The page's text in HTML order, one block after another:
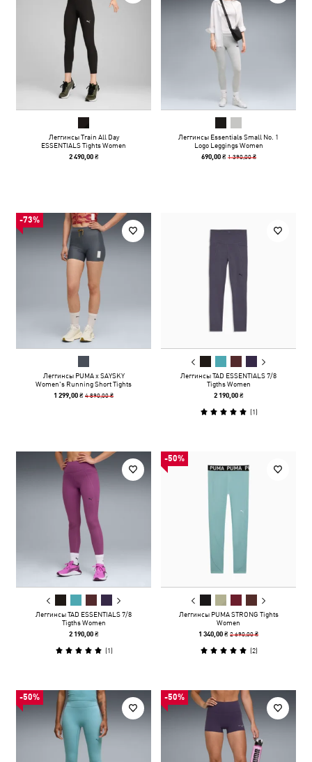
Леггинсы Train All Day
ESSENTIALS Tights Women
2 490,00 ₴
Леггинсы Essentials Small No. 1
Logo Leggings Women
690,00 ₴ 1 390,00 ₴
-73%
Леггинсы PUMA x SAYSKY
Women's Running Short Tights
1 299,00 ₴4 890,00 ₴
Леггинсы TAD ESSENTIALS 7/8
Tigths Women
2 190,00 ₴
(1)
Леггинсы TAD ESSENTIALS 7/8
Tigths Women
2 190,00 ₴
(1)
-50%
Леггинсы PUMA STRONG Tights
Women
1 340,00 ₴2 690,00 ₴
(2)
-50% -50%